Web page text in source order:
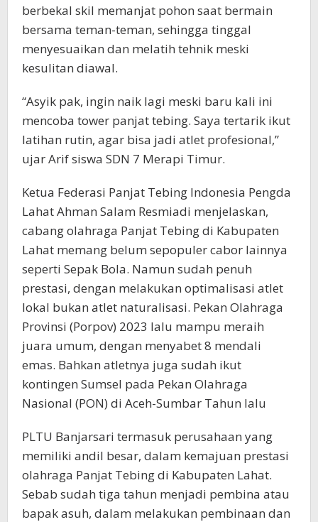
berbekal skil memanjat pohon saat bermain
bersama teman-teman, sehingga tinggal
menyesuaikan dan melatih tehnik meski
kesulitan diawal.
“Asyik pak, ingin naik lagi meski baru kali ini
mencoba tower panjat tebing. Saya tertarik ikut
latihan rutin, agar bisa jadi atlet profesional,”
ujar Arif siswa SDN 7 Merapi Timur.
Ketua Federasi Panjat Tebing Indonesia Pengda
Lahat Ahman Salam Resmiadi menjelaskan,
cabang olahraga Panjat Tebing di Kabupaten
Lahat memang belum sepopuler cabor lainnya
seperti Sepak Bola. Namun sudah penuh
prestasi, dengan melakukan optimalisasi atlet
lokal bukan atlet naturalisasi. Pekan Olahraga
Provinsi (Porpov) 2023 lalu mampu meraih
juara umum, dengan menyabet 8 mendali
emas. Bahkan atletnya juga sudah ikut
kontingen Sumsel pada Pekan Olahraga
Nasional (PON) di Aceh-Sumbar Tahun lalu
PLTU Banjarsari termasuk perusahaan yang
memiliki andil besar, dalam kemajuan prestasi
olahraga Panjat Tebing di Kabupaten Lahat.
Sebab sudah tiga tahun menjadi pembina atau
bapak asuh, dalam melakukan pembinaan dan